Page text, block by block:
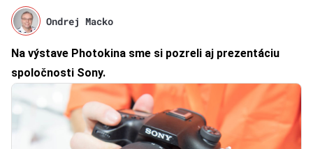
Ondrej Macko
Na výstave Photokina sme si pozreli aj prezentáciu
spoločnosti Sony.